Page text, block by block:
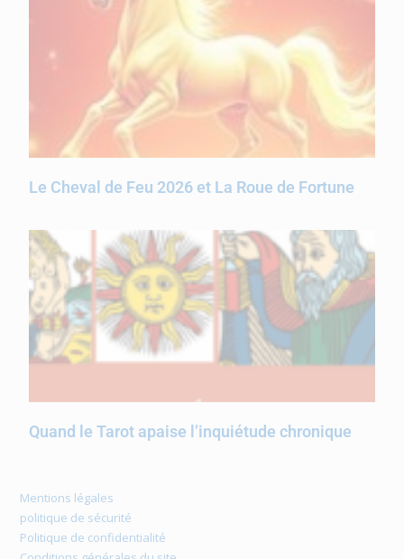
Le Cheval de Feu 2026 et La Roue de Fortune
Quand le Tarot apaise l’inquiétude chronique
Mentions légales
politique de sécurité
Politique de confidentialité